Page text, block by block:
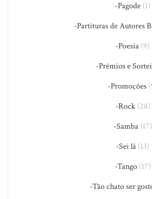
-Pagode (1)
-Partituras de Autores
-Poesia (9)
-Prêmios e
-Promoções
-Rock(28)
-Samba(17)
-Sei lá (13)
-Tango(17)
-Tão chato ser